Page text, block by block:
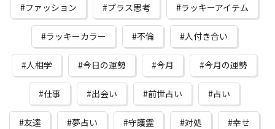
ファッション プラス思考 ラッキーアイテム
ラッキーカラー 不倫 人付き合い
人相学 今日の運勢 今月 今月の運勢
仕事 出会い 前世占い 占い
友達 夢占い 守護霊 対処 幸せ